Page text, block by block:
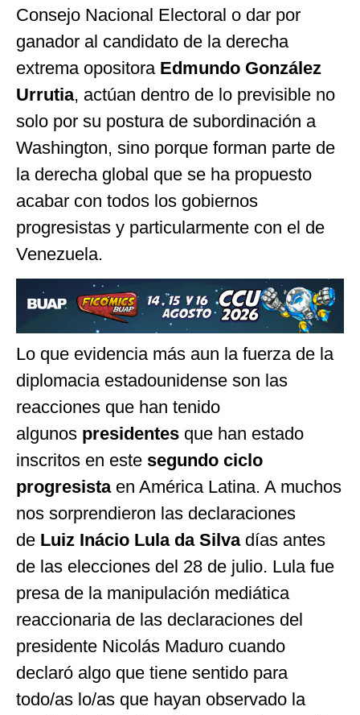
Consejo Nacional Electoral o dar por
ganador al candidato de la derecha
extrema opositora Edmundo González
Urrutia, actúan dentro de lo previsible no
solo por su postura de subordinación a
Washington, sino porque forman parte de
la derecha global que se ha propuesto
acabar con todos los gobiernos
progresistas y particularmente con el de
Venezuela.
Lo que evidencia más aun la fuerza de la
diplomacia estadounidense son las
reacciones que han tenido
algunos presidentes que han estado
inscritos en este segundo ciclo
progresistaen América Latina. A muchos
nos sorprendieron las declaraciones
de Luiz Inácio Lula da Silvadías antes
de las elecciones del 28 de julio. Lula fue
presa de la manipulación mediática
reaccionaria de las declaraciones del
presidente Nicolás Maduro cuando
declaró algo que tiene sentido para
todo/as lo/as que hayan observado la